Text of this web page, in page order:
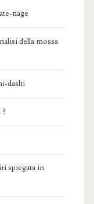
nage
della mossa
dashi
spiegata in